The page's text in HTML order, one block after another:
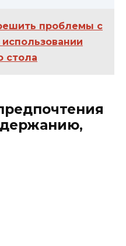
проблемы с
стола